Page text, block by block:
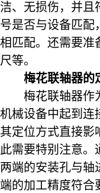
洁、无损伤，并且
号是否与设备匹配
相匹配。还需要准
尺等。
梅花联轴器的
梅花联轴器作
机械设备中起到连
其定位方式直接影
此需要特别注意。
两端的安装孔与轴
端的加工精度符合